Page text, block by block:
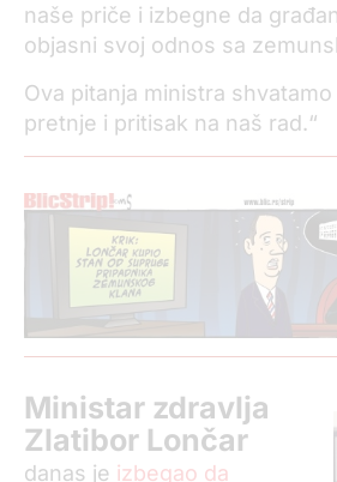
naše priče i izbegne da
objasni svoj odnos sa
Ova pitanja ministra
pretnje i pritisak na naš rad.“
Ministar zdravlja
Zlatibor Lončar
danas je izbegao da